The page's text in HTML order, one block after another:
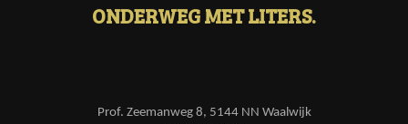
ONDERWEG MET LITERS.
Prof. Zeemanweg 8, 5144 NN Waalwijk